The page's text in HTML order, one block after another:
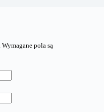
Wymagane pola są